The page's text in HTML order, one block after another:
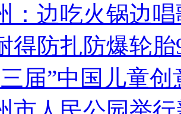
得防扎防爆轮
三届”中国儿童
市人民公园举